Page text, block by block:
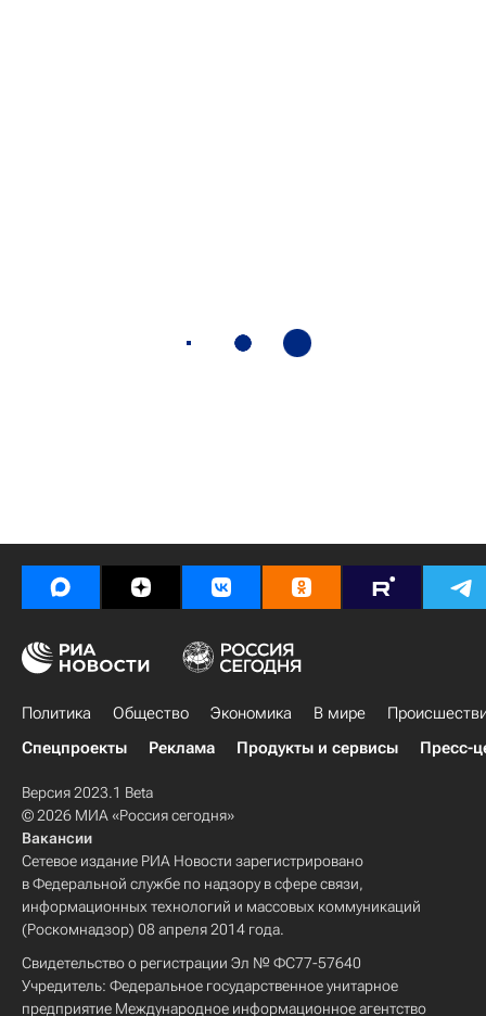
Политика Общество Экономика В мире
Спецпроекты
Реклама Продукты и сервисы Пресс-
Версия 2023.1 Beta
© 2026 МИА «Россия сегодня»
Вакансии
Сетевое издание РИА Новости зарегистрировано
в Федеральной службе по надзору в сфере связи,
информационных технологий и массовых коммуникаций
(Роскомнадзор) 08 апреля 2014 года.
Свидетельство о регистрации Эл № ФС77-57640
Учредитель: Федеральное государственное унитарное
предприятие Международное информационное агентство